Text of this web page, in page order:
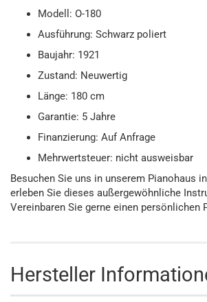
Modell: O-180
Ausführung: Schwarz poliert
Baujahr: 1921
Zustand: Neuwertig
Länge: 180 cm
Garantie: 5 Jahre
Finanzierung: Auf Anfrage
Mehrwertsteuer: nicht ausweisbar
Besuchen Sie uns in unserem Pianohaus
erleben Sie dieses außergewöhnliche
Vereinbaren Sie gerne einen persönlichen
Hersteller